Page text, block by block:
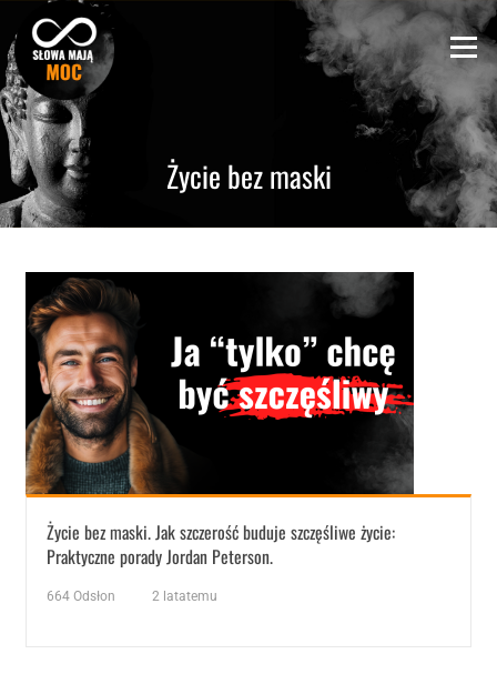
content
Menu
Życie bez maski
Życie bez maski. Jak szczerość buduje szczęśliwe życie:
Praktyczne porady Jordan Peterson.
664 Odsłon 2 latatemu